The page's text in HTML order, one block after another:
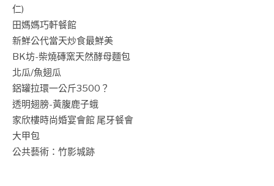
仁)
田媽媽巧軒餐館
新鮮公代當天炒食最鮮美
BK坊-柴燒磚窯天然酵母麵包
北瓜/魚翅瓜
鋁罐拉環一公斤3500？
透明翅膀-黃腹鹿子蛾
家欣樓時尚婚宴會館 尾牙餐會
大甲包
公共藝術：竹影城跡